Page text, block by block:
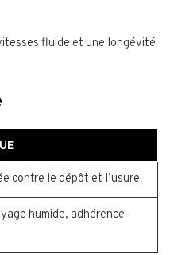
fluide et une longévité
contre le dépôt et l’usure
humide, adhérence